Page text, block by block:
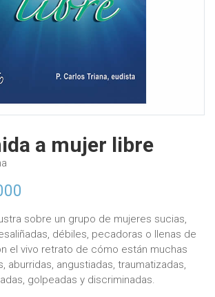
a mujer libre
price
is:
$13.000.
sobre un grupo de mujeres sucias,
débiles, pecadoras o llenas de
el vivo retrato de cómo están muchas
aburridas, angustiadas, traumatizadas,
golpeadas y discriminadas.